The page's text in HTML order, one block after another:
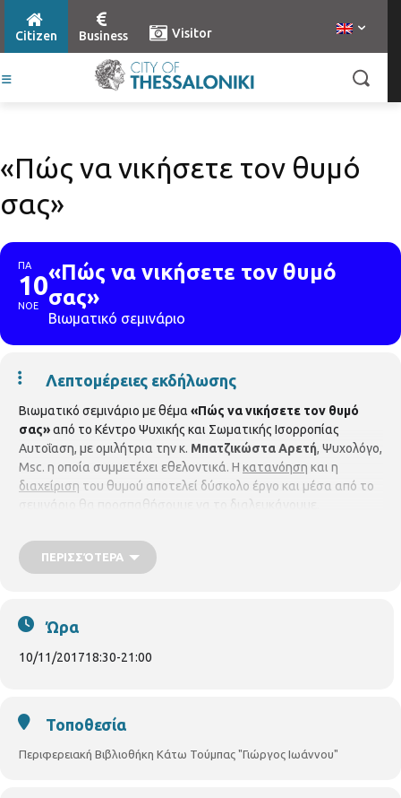
Citizen Business Visitor
«Πώς να νικήσετε τον θυμό
σας»
ΠΑ
10
ΝΟΕ
«Πώς να νικήσετε τον θυμό
σας»
Βιωματικό σεμινάριο
Λεπτομέρειες εκδήλωσης
Βιωματικό σεμινάριο με θέμα «Πώς να νικήσετε τον θυμό
σας»από το Κέντρο Ψυχικής και Σωματικής Ισορροπίας
Αυτοΐαση, με ομιλήτρια την κ. Μπατζικώστα Αρετή, Ψυχολόγο,
Msc. η οποία συμμετέχει εθελοντικά. Η κατανόηση και η
διαχείριση του θυμού αποτελεί δύσκολο έργο και μέσα από το
σεμινάριο θα προσπαθήσουμε να το διαλευκάνουμε.
απευθύνεται σε όλους και προσφέρεται δωρεάν.
προεγγραφή στη Βιβλιοθήκη Κάτω Τούμπας (Πυλαίας 59,
ΠΕΡΙΣΣΌΤΕΡΑ
Ώρα
10/11/201718:30-21:00
Τοποθεσία
Περιφερειακή Βιβλιοθήκη Κάτω Τούμπας "Γιώργος Ιωάννου"